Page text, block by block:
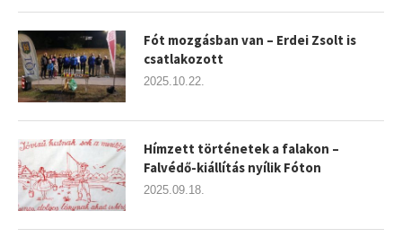
Fót mozgásban van – Erdei Zsolt is
csatlakozott
2025.10.22.
Hímzett történetek a falakon –
Falvédő-kiállítás nyílik Fóton
2025.09.18.